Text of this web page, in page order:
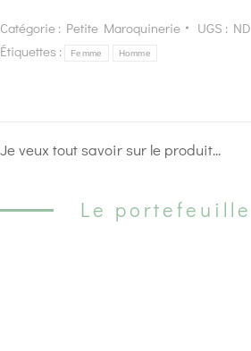
Catégorie : Petite Maroquinerie UGS : ND
Étiquettes :
Femme Homme
Je veux tout savoir sur le produit...
Le